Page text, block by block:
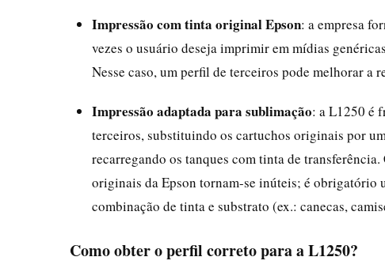
Impressão com tinta original Epson: a empresa
vezes o usuário deseja imprimir em mídias
Nesse caso, um perfil de terceiros pode melhorar a
Impressão adaptada para sublimação: a L1250 é
terceiros, substituindo os cartuchos originais por
recarregando os tanques com tinta de
originais da Epson tornam-se inúteis; é obrigatório
combinação de tinta e substrato (ex.: canecas,
Como obter o perfil correto para a L1250?